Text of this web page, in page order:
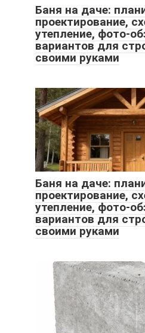
Баня на даче:
проектирование,
утепление, фото-
вариантов для
своими руками
Баня на даче:
проектирование,
утепление, фото-
вариантов для
своими руками